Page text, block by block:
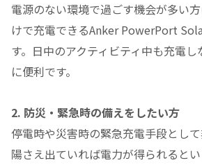
電源のない環境で過ごす機会が多い
けで充電できるAnker PowerPort
す。日中のアクティビティ中も充電
に便利です。
2. 防災・緊急時の備えをしたい方
停電時や災害時の緊急充電手段とし
陽さえ出ていれば電力が得られると